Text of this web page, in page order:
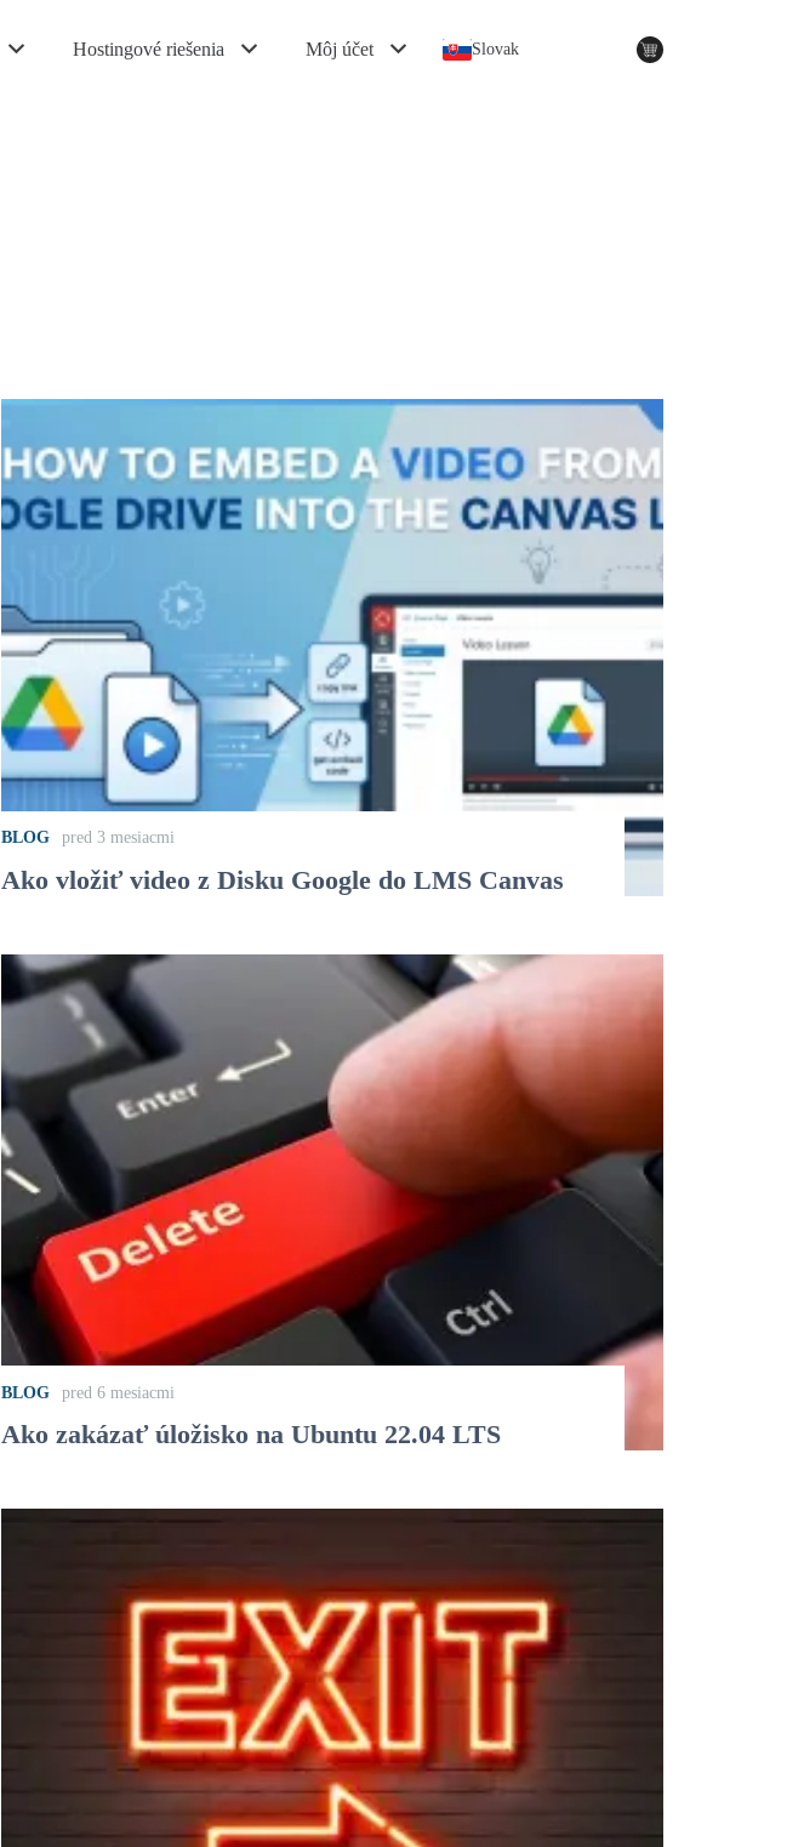
Hostingové riešenia Môj účet Slovak
BLOG pred 3 mesiacmi
Ako vložiť video z Disku Google do LMS Canvas
BLOG pred 6 mesiacmi
Ako zakázať úložisko na Ubuntu 22.04 LTS